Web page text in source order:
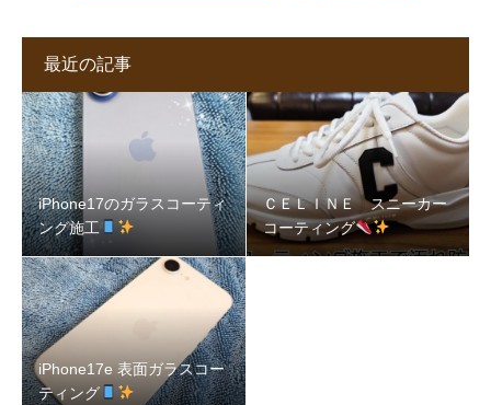
最近の記事
iPhone17のガラスコーティ
ング施工
ＣＥＬＩＮＥ スニーカー
コーティング
iPhone17e 表面ガラスコー
ティング